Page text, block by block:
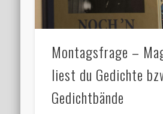
Montagsfrage –
liest du Gedichte
Gedichtbände